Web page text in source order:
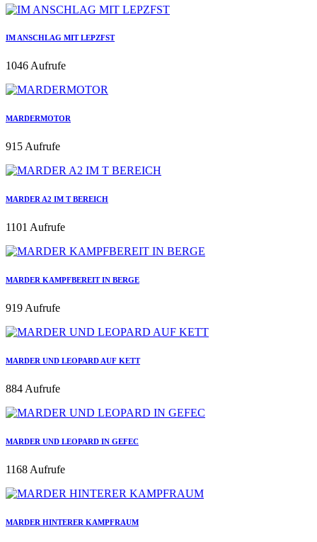
IM ANSCHLAG MIT LEPZFST
1046 Aufrufe
MARDERMOTOR
915 Aufrufe
MARDER A2 IM T BEREICH
1101 Aufrufe
MARDER KAMPFBEREIT IN BERGE
919 Aufrufe
MARDER UND LEOPARD AUF KETT
884 Aufrufe
MARDER UND LEOPARD IN GEFEC
1168 Aufrufe
MARDER HINTERER KAMPFRAUM